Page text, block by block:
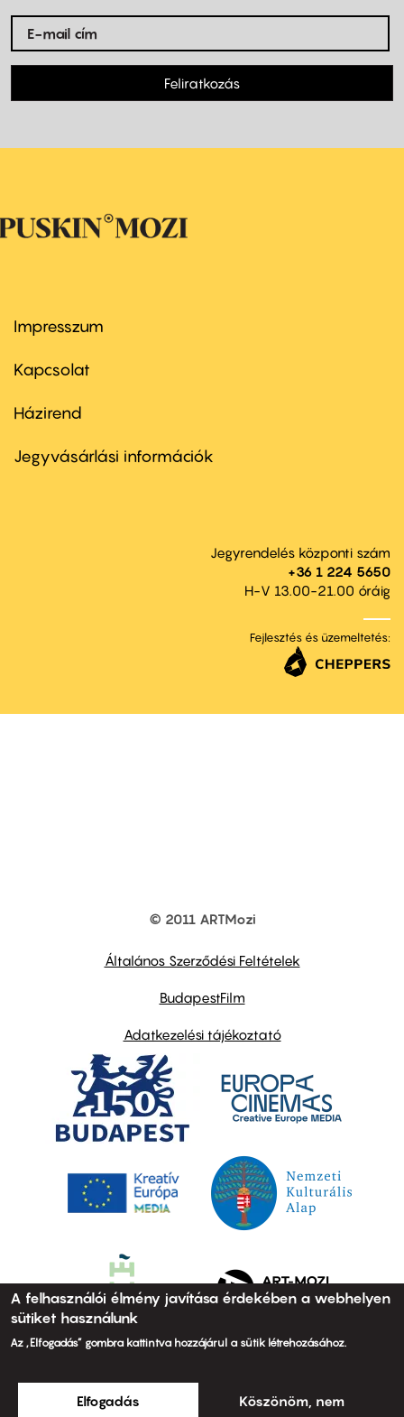
Feliratkozás
Footer
first
Impresszum
Kapcsolat
Footer
second
Házirend
Jegyvásárlási információk
Jegyrendelés központi szám
+36 1 224 5650
H-V 13.00-21.00 óráig
Fejlesztés és üzemeltetés:
© 2011 ARTMozi
Általános Szerződési Feltételek
BudapestFilm
Adatkezelési tájékoztató
A felhasználói élmény javítása érdekében a webhelyen
sütiket használunk
Az „Elfogadás” gombra kattintva hozzájárul a sütik létrehozásához.
Elfogadás Köszönöm, nem